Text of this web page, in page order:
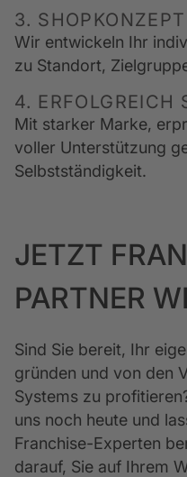
3.
Wir entwickeln Ihr
zu Standort,
4. ERFOLGREICH
Mit starker Marke,
voller Unterstützung
Selbstständigkeit.
JETZT
PARTNER
Sind Sie bereit, Ihr
gründen und von den
Systems zu
uns noch heute und
Franchise-Experten
darauf, Sie auf Ihrem